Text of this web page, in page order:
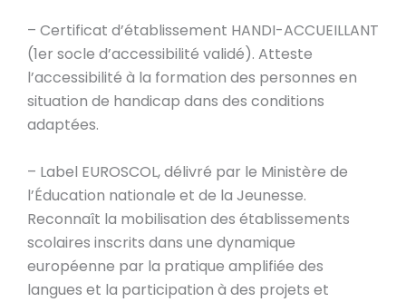
– Certificat d’établissement HANDI-ACCUEILLANT
(1er socle d’accessibilité validé). Atteste
l’accessibilité à la formation des personnes en
situation de handicap dans des conditions
adaptées.
– Label EUROSCOL, délivré par le Ministère de
l’Éducation nationale et de la Jeunesse.
Reconnaît la mobilisation des établissements
scolaires inscrits dans une dynamique
européenne par la pratique amplifiée des
langues et la participation à des projets et